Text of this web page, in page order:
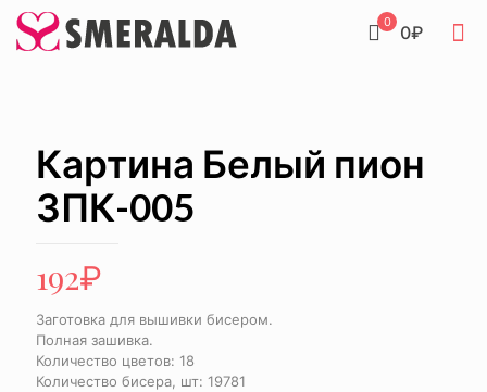
0 0₽
Картина Белый пион
ЗПК-005
192₽
Заготовка для вышивки бисером.
Полная зашивка.
Количество цветов: 18
Количество бисера, шт: 19781